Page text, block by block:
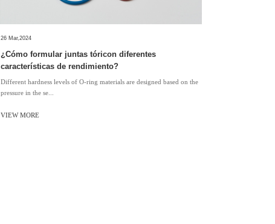
26 Mar,2024
¿Cómo formular juntas tóricon diferentes
características de rendimiento?
Different hardness levels of O-ring materials are designed based on the
pressure in the se...
VIEW MORE